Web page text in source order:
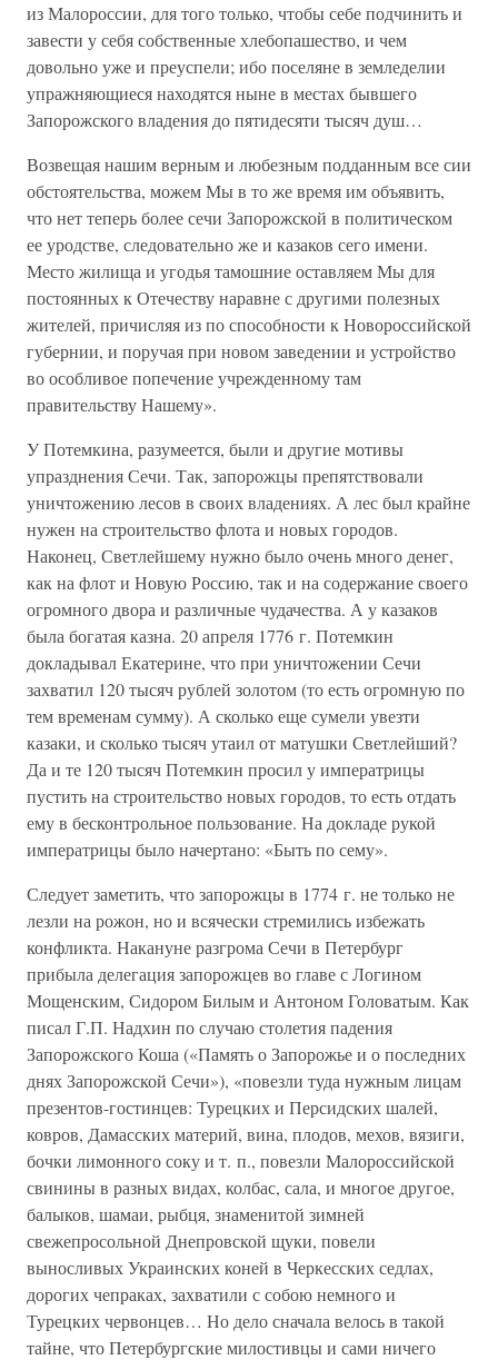
из Малороссии, для того только, чтобы себе подчинить и
завести у себя собственные хлебопашество, и чем
довольно уже и преуспели; ибо поселяне в земледелии
упражняющиеся находятся ныне в местах бывшего
Запорожского владения до пятидесяти тысяч душ…
Возвещая нашим верным и любезным подданным все сии
обстоятельства, можем Мы в то же время им объявить,
что нет теперь более сечи Запорожской в политическом
ее уродстве, следовательно же и казаков сего имени.
Место жилища и угодья тамошние оставляем Мы для
постоянных к Отечеству наравне с другими полезных
жителей, причисляя из по способности к Новороссийской
губернии, и поручая при новом заведении и устройство
во особливое попечение учрежденному там
правительству Нашему».
У Потемкина, разумеется, были и другие мотивы
упразднения Сечи. Так, запорожцы препятствовали
уничтожению лесов в своих владениях. А лес был крайне
нужен на строительство флота и новых городов.
Наконец, Светлейшему нужно было очень много денег,
как на флот и Новую Россию, так и на содержание своего
огромного двора и различные чудачества. А у казаков
была богатая казна. 20 апреля 1776 г. Потемкин
докладывал Екатерине, что при уничтожении Сечи
захватил 120 тысяч рублей золотом (то есть огромную по
тем временам сумму). А сколько еще сумели увезти
казаки, и сколько тысяч утаил от матушки Светлейший?
Да и те 120 тысяч Потемкин просил у императрицы
пустить на строительство новых городов, то есть отдать
ему в бесконтрольное пользование. На докладе рукой
императрицы было начертано: «Быть по сему».
Следует заметить, что запорожцы в 1774 г. не только не
лезли на рожон, но и всячески стремились избежать
конфликта. Накануне разгрома Сечи в Петербург
прибыла делегация запорожцев во главе с Логином
Мощенским, Сидором Билым и Антоном Головатым. Как
писал Г.П. Надхин по случаю столетия падения
Запорожского Коша («Память о Запорожье и о последних
днях Запорожской Сечи»), «повезли туда нужным лицам
презентов-гостинцев: Турецких и Персидских шалей,
ковров, Дамасских материй, вина, плодов, мехов, вязиги,
бочки лимонного соку и т. п., повезли Малороссийской
свинины в разных видах, колбас, сала, и многое другое,
балыков, шамаи, рыбця, знаменитой зимней
свежепросольной Днепровской щуки, повели
выносливых Украинских коней в Черкесских седлах,
дорогих чепраках, захватили с собою немного и
Турецких червонцев… Но дело сначала велось в такой
тайне, что Петербургские милостивцы и сами ничего